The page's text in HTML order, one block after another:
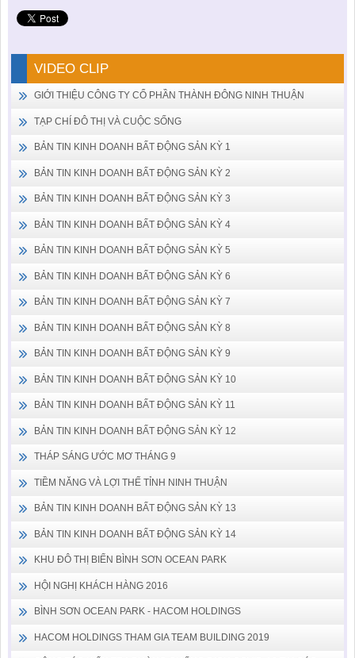
VIDEO CLIP
GIỚI THIỆU CÔNG TY CỔ PHẦN THÀNH ĐÔNG NINH THUẬN
TẠP CHÍ ĐÔ THỊ VÀ CUỘC SỐNG
BẢN TIN KINH DOANH BẤT ĐỘNG SẢN KỲ 1
BẢN TIN KINH DOANH BẤT ĐỘNG SẢN KỲ 2
BẢN TIN KINH DOANH BẤT ĐỘNG SẢN KỲ 3
BẢN TIN KINH DOANH BẤT ĐỘNG SẢN KỲ 4
BẢN TIN KINH DOANH BẤT ĐỘNG SẢN KỲ 5
BẢN TIN KINH DOANH BẤT ĐỘNG SẢN KỲ 6
BẢN TIN KINH DOANH BẤT ĐỘNG SẢN KỲ 7
BẢN TIN KINH DOANH BẤT ĐỘNG SẢN KỲ 8
BẢN TIN KINH DOANH BẤT ĐỘNG SẢN KỲ 9
BẢN TIN KINH DOANH BẤT ĐỘNG SẢN KỲ 10
BẢN TIN KINH DOANH BẤT ĐỘNG SẢN KỲ 11
BẢN TIN KINH DOANH BẤT ĐỘNG SẢN KỲ 12
THÁP SÁNG ƯỚC MƠ THÁNG 9
TIỀM NĂNG VÀ LỢI THẾ TỈNH NINH THUẬN
BẢN TIN KINH DOANH BẤT ĐỘNG SẢN KỲ 13
BẢN TIN KINH DOANH BẤT ĐỘNG SẢN KỲ 14
KHU ĐÔ THỊ BIỂN BÌNH SƠN OCEAN PARK
HỘI NGHỊ KHÁCH HÀNG 2016
BÌNH SƠN OCEAN PARK - HACOM HOLDINGS
HACOM HOLDINGS THAM GIA TEAM BUILDING 2019